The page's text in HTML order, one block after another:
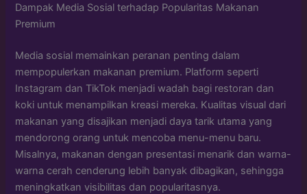
Dampak Media Sosial terhadap Popularitas Makanan
Premium
Media sosial memainkan peranan penting dalam
mempopulerkan makanan premium. Platform seperti
Instagram dan TikTok menjadi wadah bagi restoran dan
koki untuk menampilkan kreasi mereka. Kualitas visual dari
makanan yang disajikan menjadi daya tarik utama yang
mendorong orang untuk mencoba menu-menu baru.
Misalnya, makanan dengan presentasi menarik dan warna-
warna cerah cenderung lebih banyak dibagikan, sehingga
meningkatkan visibilitas dan popularitasnya.